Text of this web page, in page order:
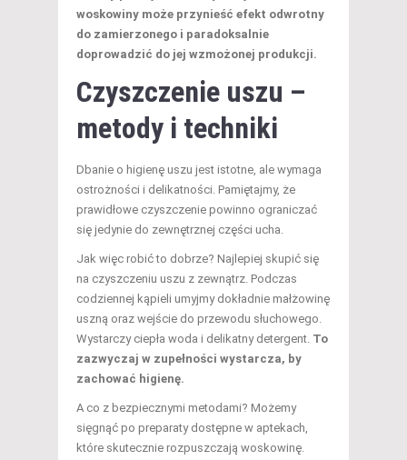
woskowiny może przynieść efekt odwrotny
do zamierzonego i paradoksalnie
doprowadzić do jej wzmożonej produkcji.
Czyszczenie uszu –
metody i techniki
Dbanie o higienę uszu jest istotne, ale wymaga
ostrożności i delikatności. Pamiętajmy, że
prawidłowe czyszczenie powinno ograniczać
się jedynie do zewnętrznej części ucha.
Jak więc robić to dobrze? Najlepiej skupić się
na czyszczeniu uszu z zewnątrz. Podczas
codziennej kąpieli umyjmy dokładnie małżowinę
uszną oraz wejście do przewodu słuchowego.
Wystarczy ciepła woda i delikatny detergent. To
zazwyczaj w zupełności wystarcza, by
zachować higienę.
A co z bezpiecznymi metodami? Możemy
sięgnąć po preparaty dostępne w aptekach,
które skutecznie rozpuszczają woskowinę.